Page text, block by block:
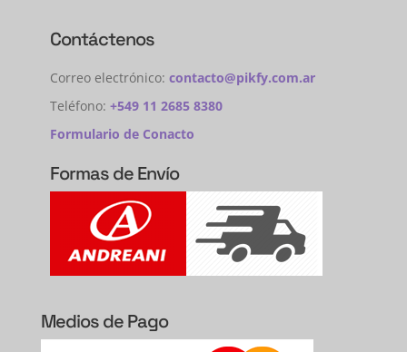
Contáctenos
Correo electrónico: contacto@pikfy.com.ar
Teléfono: +549 11 2685 8380
Formulario de Conacto
Formas de Envío
Medios de Pago